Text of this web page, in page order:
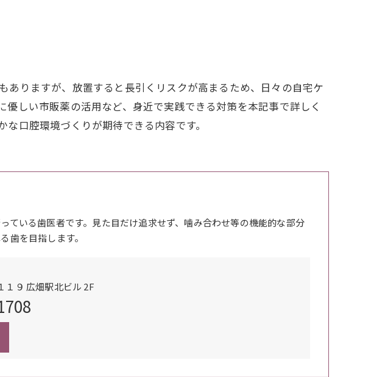
りますが、放置すると長引くリスクが高まるため、日々の自宅ケ
しい市販薬の活用など、身近で実践できる対策を本記事で詳しく
口腔環境づくりが期待できる内容です。
ている歯医者です。見た目だけ追求せず、噛み合わせ等の機能的な部分
歯を目指します。
１９ 広畑駅北ビル 2F